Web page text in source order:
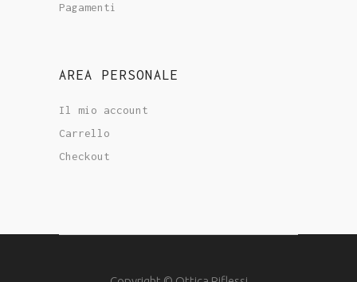
Pagamenti
AREA PERSONALE
Il mio account
Carrello
Checkout